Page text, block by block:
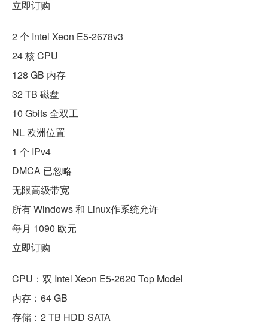
立即订购
2 个 Intel Xeon E5-2678v3
24 核 CPU
128 GB 内存
32 TB 磁盘
10 Gbits 全双工
NL 欧洲位置
1 个 IPv4
DMCA 已忽略
无限高级带宽
所有 Windows 和 Linux作系统允许
每月 1090 欧元
立即订购
CPU：双 Intel Xeon E5-2620 Top Model
内存：64 GB
存储：2 TB HDD SATA